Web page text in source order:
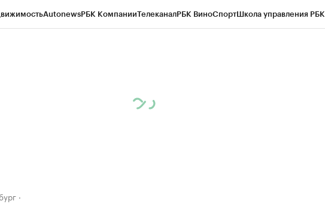
AutonewsРБК КомпанииТелеканалРБК ВиноСпортШкола управления РБК